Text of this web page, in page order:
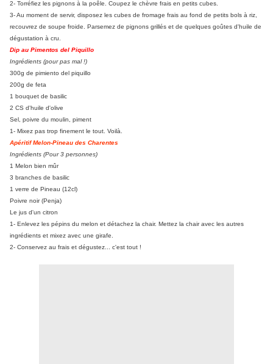
2- Torréfiez les pignons à la poêle. Coupez le chèvre frais en petits cubes.
3- Au moment de servir, disposez les cubes de fromage frais au fond de petits bols à riz,
recouvrez de soupe froide. Parsemez de pignons grillés et de quelques goûtes d'huile de
dégustation à cru.
Dip au Pimentos del Piquillo
Ingrédients (pour pas mal !)
300g de pimiento del piquillo
200g de feta
1 bouquet de basilic
2 CS d'huile d'olive
Sel, poivre du moulin, piment
1- Mixez pas trop finement le tout. Voilà.
Apéritif Melon-Pineau des Charentes
Ingrédients (Pour 3 personnes)
1 Melon bien mûr
3 branches de basilic
1 verre de Pineau (12cl)
Poivre noir (Penja)
Le jus d'un citron
1- Enlevez les pépins du melon et détachez la chair. Mettez la chair avec les autres
ingrédients et mixez avec une girafe.
2- Conservez au frais et dégustez... c'est tout !